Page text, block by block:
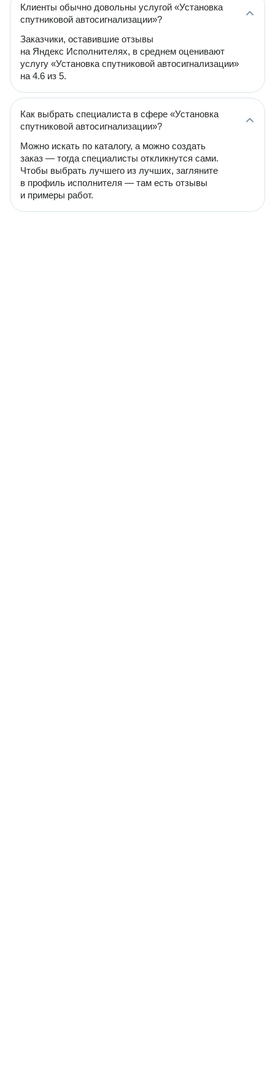
Клиенты обычно довольны услугой «Установка
спутниковой автосигнализации»?
Заказчики, оставившие отзывы
на Яндекс Исполнителях, в среднем оценивают
услугу «Установка спутниковой автосигнализации»
на 4.6 из 5.
Как выбрать специалиста в сфере «Установка
спутниковой автосигнализации»?
Можно искать по каталогу, а можно создать
заказ — тогда специалисты откликнутся сами.
Чтобы выбрать лучшего из лучших, загляните
в профиль исполнителя — там есть отзывы
и примеры работ.